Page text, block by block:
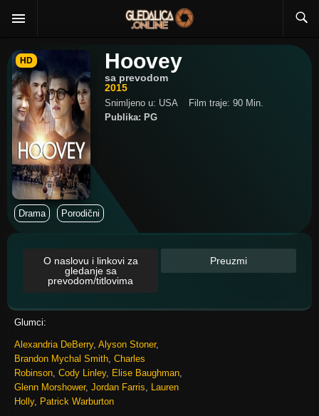
HD Hoovey
sa prevodom
2015
Snimljeno u: USA
Film traje: 90 Min.
Publika: PG
Drama Porodični
O naslovu i linkovi za
gledanje sa
prevodom/titlovima
Preuzmi
Glumci:
Alexandria DeBerry, Alyson Stoner,
Brandon Mychal Smith, Charles
Robinson, Cody Linley, Elise Baughman,
Glenn Morshower, Jordan Farris, Lauren
Holly, Patrick Warburton